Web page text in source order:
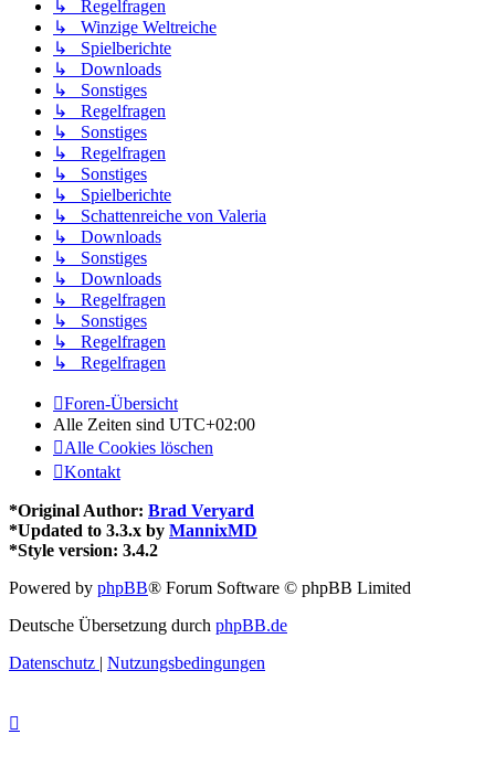
↳ Regelfragen
↳ Winzige Weltreiche
↳ Spielberichte
↳ Downloads
↳ Sonstiges
↳ Regelfragen
↳ Sonstiges
↳ Regelfragen
↳ Sonstiges
↳ Spielberichte
↳ Schattenreiche von Valeria
↳ Downloads
↳ Sonstiges
↳ Downloads
↳ Regelfragen
↳ Sonstiges
↳ Regelfragen
↳ Regelfragen
Foren-Übersicht
Alle Zeiten sind UTC+02:00
Alle Cookies löschen
Kontakt
*Original Author: Brad Veryard
*Updated to 3.3.x by MannixMD
*Style version: 3.4.2
Powered by phpBB® Forum Software © phpBB Limited
Deutsche Übersetzung durch phpBB.de
Datenschutz | Nutzungsbedingungen